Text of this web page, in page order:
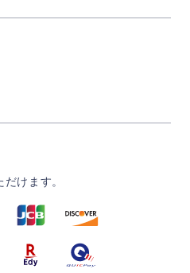
けます。